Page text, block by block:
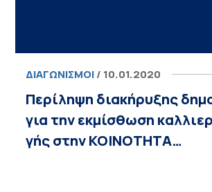
ΔΙΑΓΩΝΙΣΜΟΊ/ 10.01.2020
Περίληψη διακήρυξης
για την εκμίσθωση
γής στην ΚΟΙΝΟΤΗΤΑ…